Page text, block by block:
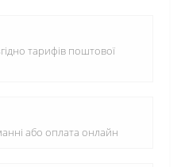
тарифів поштової
або оплата онлайн